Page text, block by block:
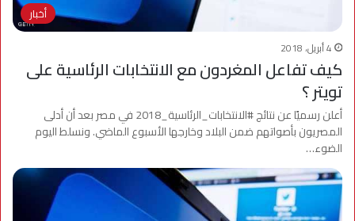
أخبار
4 أبريل، 2018
كيف تفاعل المغردون مع الانتخابات الرئاسية على
تويتر ؟
أعلن رسميًا عن نتائج #الانتخابات_الرئاسية_2018 في مصر بعد أن أدلى
المصريون بأصواتهم ضمن البلاد وخارجها الأسبوع الماضي. ونسلط اليوم
الضوء…